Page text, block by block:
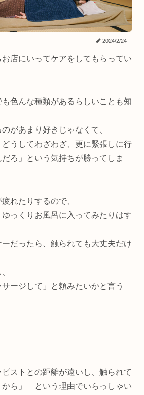
2024/2/24
店にいってケアをしてもらってい
色んな種類があるらしいことも知
があまり好きじゃなくて、
どうしてわざわざ、更に緊張しに行
ろ」という気持ちが勝ってしま
れたりするので、
っくりお風呂に入ってみたりはす
だったら、触られても大丈夫だけ
ージして」と頼みたいかと言う
ピストとの距離が遠いし、触られて
から」 という理由でいらっしゃい